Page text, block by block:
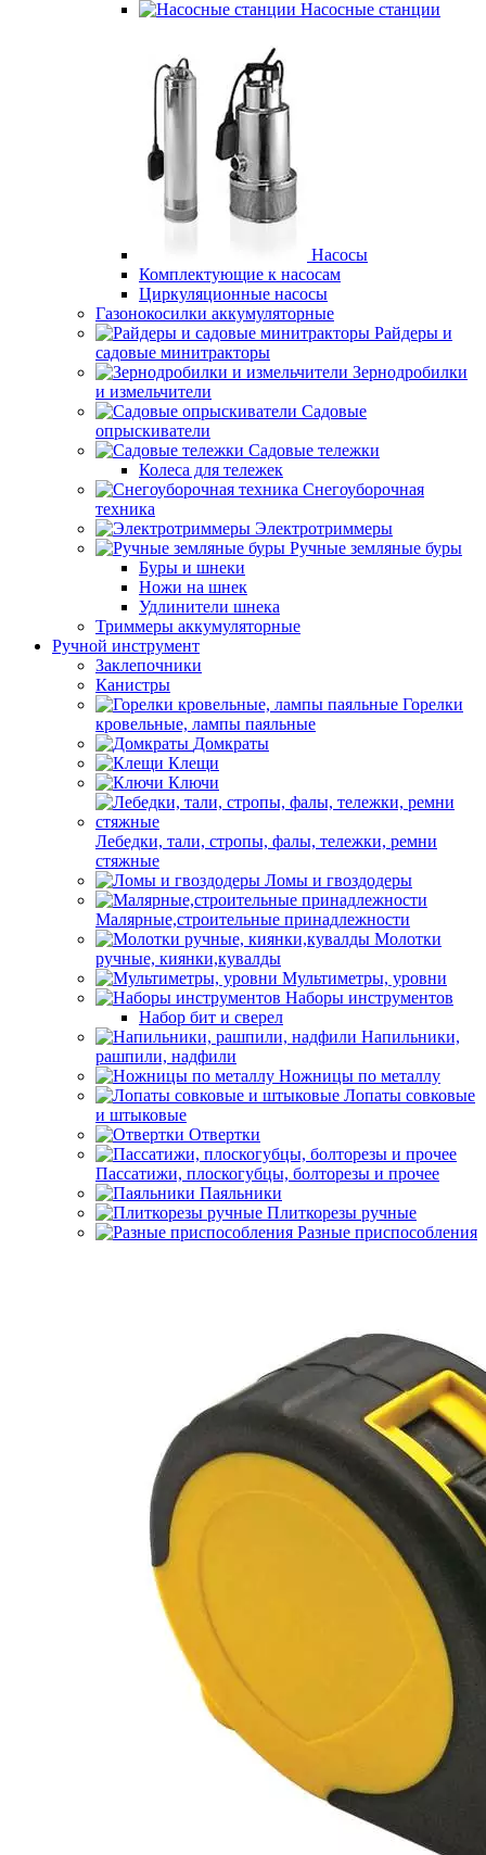
Насосные станции
Насосы
Комплектующие к насосам
Циркуляционные насосы
Газонокосилки аккумуляторные
Райдеры и
садовые минитракторы
Зернодробилки
и измельчители
Садовые
опрыскиватели
Садовые тележки
Колеса для тележек
Снегоуборочная
техника
Электротриммеры
Ручные земляные буры
Буры и шнеки
Ножи на шнек
Удлинители шнека
Триммеры аккумуляторные
Ручной инструмент
Заклепочники
Канистры
Горелки
кровельные, лампы паяльные
Домкраты
Клещи
Ключи
Лебедки, тали, стропы, фалы, тележки, ремни
стяжные
Ломы и гвоздодеры
Малярные,строительные принадлежности
Молотки
ручные, киянки,кувалды
Мультиметры, уровни
Наборы инструментов
Набор бит и сверел
Напильники,
рашпили, надфили
Ножницы по металлу
Лопаты совковые
и штыковые
Отвертки
Пассатижи, плоскогубцы, болторезы и прочее
Паяльники
Плиткорезы ручные
Разные приспособления